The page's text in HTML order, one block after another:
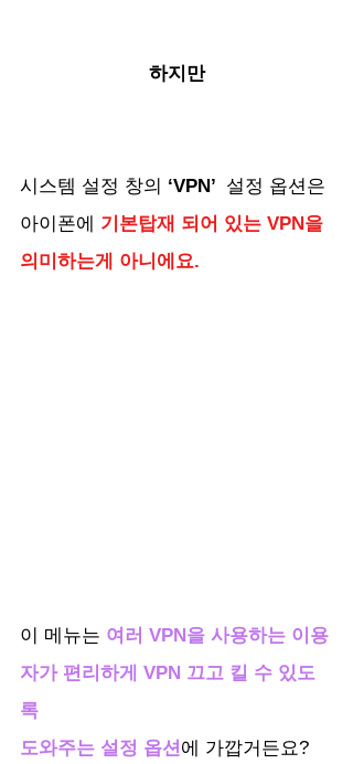
하지만
시스템 설정 창의 ‘VPN’ 설정 옵션은
아이폰에 기본탑재 되어 있는 VPN을
의미하는게 아니에요.
이 메뉴는 여러 VPN을 사용하는 이용
자가 편리하게 VPN 끄고 킬 수 있도
록
도와주는 설정 옵션 에 가깝거든요?